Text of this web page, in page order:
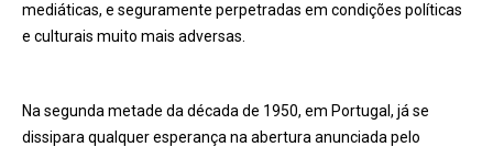
mediáticas, e seguramente perpetradas em condições políticas
e culturais muito mais adversas.
Na segunda metade da década de 1950, em Portugal, já se
dissipara qualquer esperança na abertura anunciada pelo